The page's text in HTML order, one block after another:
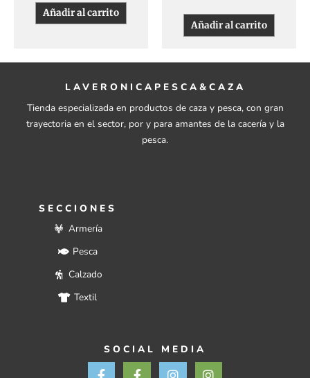
Añadir al carrito
Añadir al carrito
LAVERONICAPESCA&CAZA
Tienda especializada en productos de caza y pesca, con gran
trayectoria en el sector, por y para amantes de la cacería y la
pesca.
SECCIONES
Armería
Pesca
Calzado
Textil
SOCIAL MEDIA
F
F
I
I